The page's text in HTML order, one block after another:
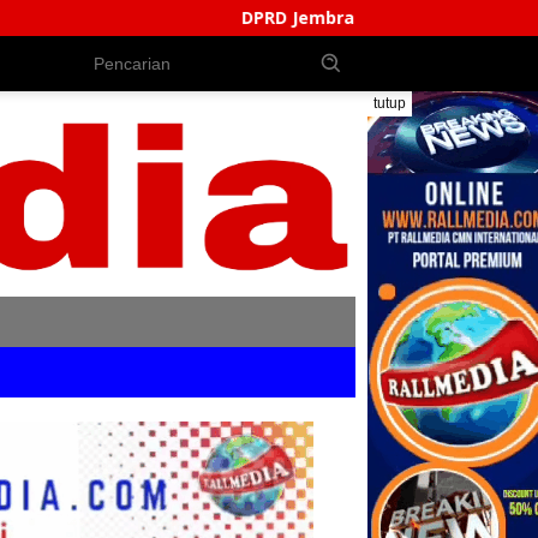
DPRD Jembrana Perkuat Produk Hukum Daerah,
tutup